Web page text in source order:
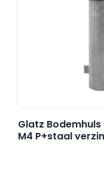
Glatz
M4 P+staal